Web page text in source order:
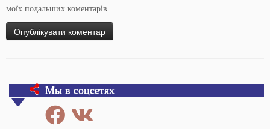
моїх подальших коментарів.
Мы в соцсетях